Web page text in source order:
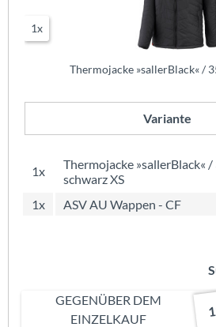
1x
Thermojacke »sallerBlack« /
Variante
1x
Thermojacke »sallerBlack«
schwarz XS
1x ASV AU Wappen - CF
GEGENÜBER DEM
EINZELKAUF